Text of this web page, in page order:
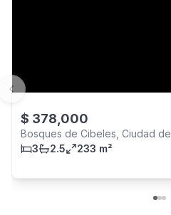
$ 378,000
Bosques de Cibeles, Ciudad de
Panamá
3 2.5 233 m²
Previous slide